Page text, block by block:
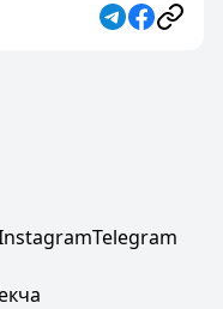
Telegram